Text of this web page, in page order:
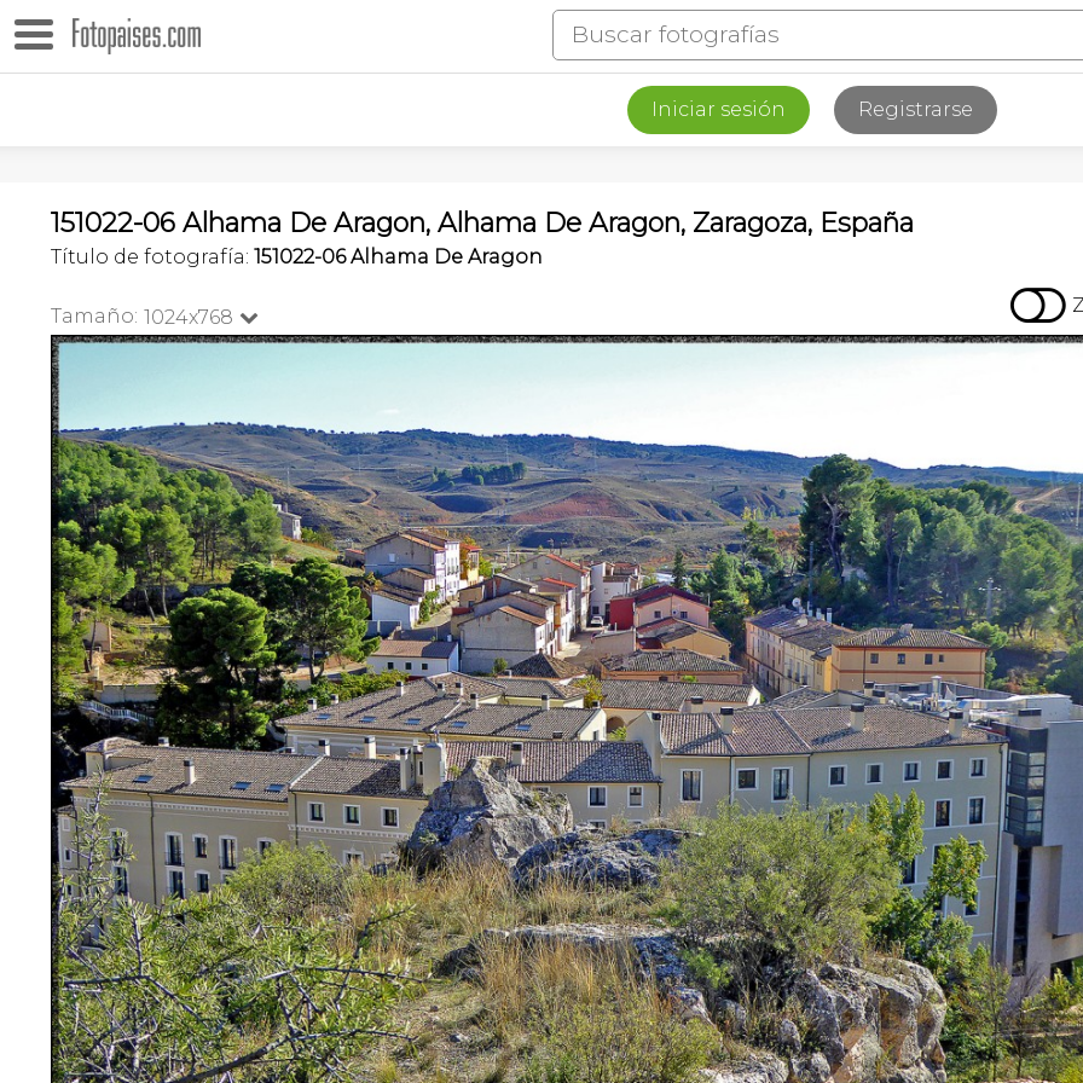
Iniciar sesión Registrarse
151022-06 Alhama De Aragon, Alhama De Aragon, Zaragoza, España
Título de fotografía: 151022-06 Alhama De Aragon
Tamaño: 1024x768  